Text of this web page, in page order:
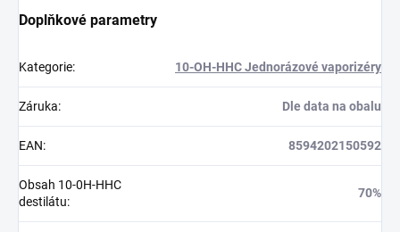
Doplňkové parametry
Kategorie: 10-OH-HHC Jednorázové vaporizéry
Záruka: Dle data na obalu
EAN: 8594202150592
Obsah 10-0H-HHC
destilátu:
70%